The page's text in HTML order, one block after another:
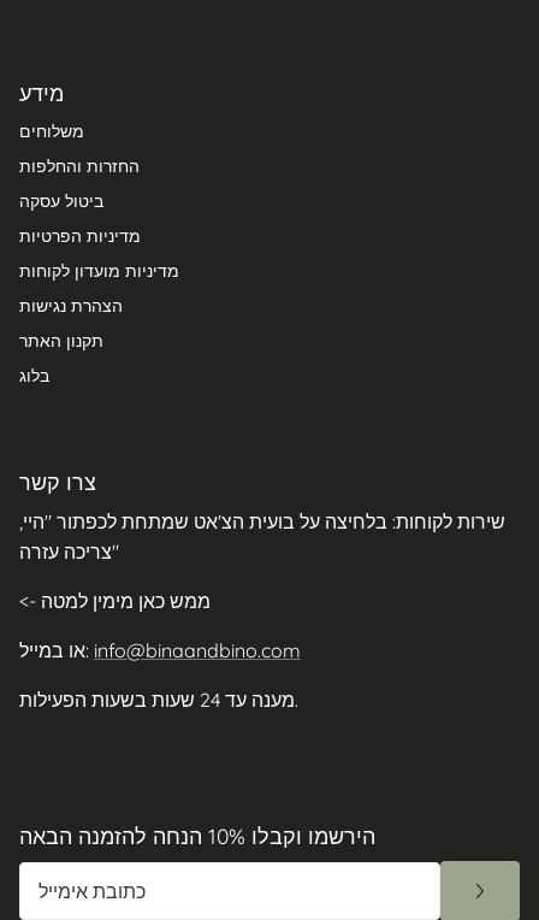
מידע
משלוחים
החזרות והחלפות
ביטול עסקה
מדיניות הפרטיות
מדיניות מועדון לקוחות
הצהרת נגישות
תקנון האתר
בלוג
צרו קשר
שירות לקוחות: בלחיצה על בועית הצ'אט שמתחת לכפתור "היי,
צריכה עזרה"
<- ממש כאן מימין למטה
או במייל: info@binaandbino.com
מענה עד 24 שעות בשעות הפעילות.
הירשמו וקבלו 10% הנחה להזמנה הבאה